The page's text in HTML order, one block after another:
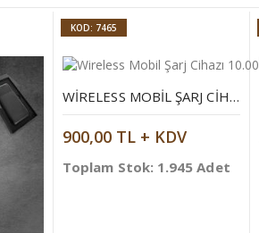
KOD: 7465
WIRELESS MOBIL ŞARJ CIHAZI 10.000 MAH
900,00 TL + KDV
Toplam Stok: 1.945 Adet